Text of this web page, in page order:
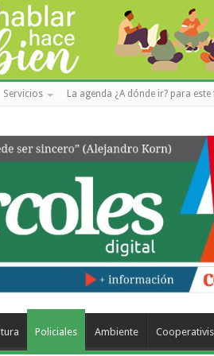
Servicios La agenda ¿A dónde ir? para este
Policiales Ambiente